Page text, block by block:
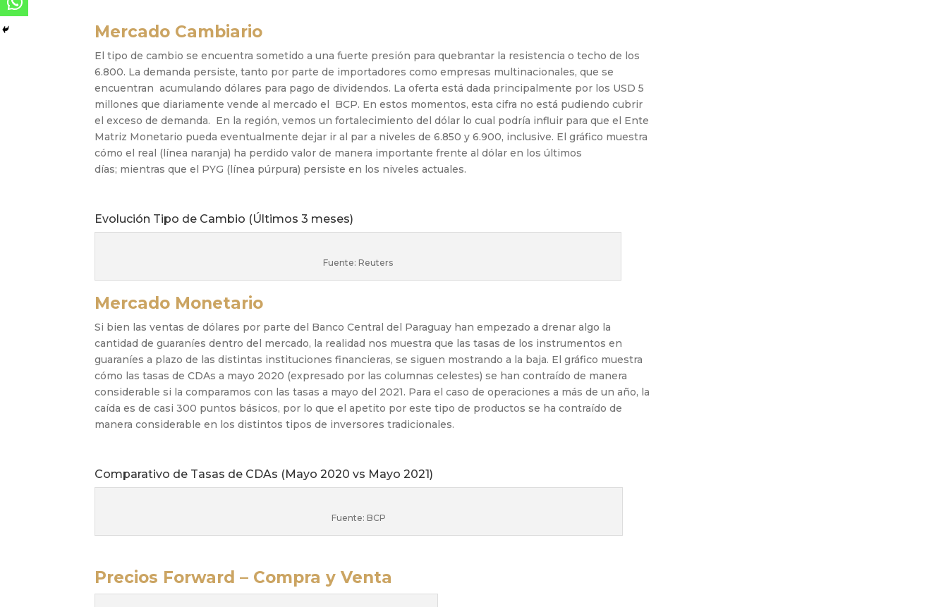
Mercado Cambiario
El tipo de cambio se encuentra sometido a una fuerte presión para quebrantar la resistencia o techo de los
6.800. La demanda persiste, tanto por parte de importadores como empresas multinacionales, que se
encuentran acumulando dólares para pago de dividendos. La oferta está dada principalmente por los USD 5
millones que diariamente vende al mercado el BCP. En estos momentos, esta cifra no está pudiendo cubrir
el exceso de demanda. En la región, vemos un fortalecimiento del dólar lo cual podría influir para que el Ente
Matriz Monetario pueda eventualmente dejar ir al par a niveles de 6.850 y 6.900, inclusive. El gráfico muestra
cómo el real (línea naranja) ha perdido valor de manera importante frente al dólar en los últimos
días; mientras que el PYG (línea púrpura) persiste en los niveles actuales.
Evolución Tipo de Cambio (Últimos 3 meses)
Fuente: Reuters
Mercado Monetario
Si bien las ventas de dólares por parte del Banco Central del Paraguay han empezado a drenar algo la
cantidad de guaraníes dentro del mercado, la realidad nos muestra que las tasas de los instrumentos en
guaraníes a plazo de las distintas instituciones financieras, se siguen mostrando a la baja. El gráfico muestra
cómo las tasas de CDAs a mayo 2020 (expresado por las columnas celestes) se han contraído de manera
considerable si la comparamos con las tasas a mayo del 2021. Para el caso de operaciones a más de un año, la
caída es de casi 300 puntos básicos, por lo que el apetito por este tipo de productos se ha contraído de
manera considerable en los distintos tipos de inversores tradicionales.
Comparativo de Tasas de CDAs (Mayo 2020 vs Mayo 2021) ​
Fuente: BCP
Precios Forward – Compra y Venta